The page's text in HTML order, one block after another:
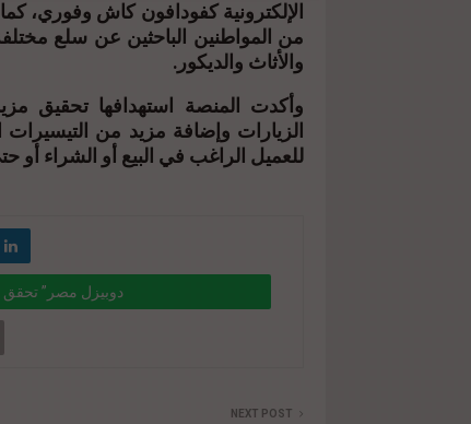
الإلكترونية كفودافون كاش وفوري،
من المواطنين الباحثين عن سلع
والأثاث والديكور.
وأكدت المنصة استهدافها تحقيق
الزيارات وإضافة مزيد من التيسيرات
للعميل الراغب في البيع أو الشراء
“دوبيزل مصر” تحقق أرقاما قياسية
NEXT POST